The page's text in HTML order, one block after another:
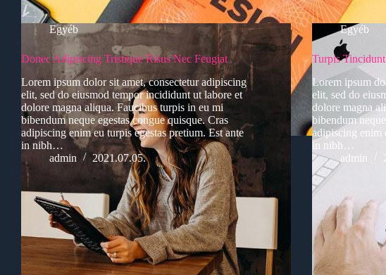
Egyéb
Donec Adipiscing Tristique Risus Nec Feugiat
Lorem ipsum dolor sit amet, consectetur adipiscing
elit, sed do eiusmod tempor incididunt ut labore et
dolore magna aliqua. Faucibus turpis in eu mi
bibendum neque egestas congue quisque. Cras
adipiscing enim eu turpis egestas pretium. Est ante
in nibh…
admin
2021.07.05.
Egyéb
Turpis
Lorem ipsum
elit, sed do
dolore magna
bibendum
adipiscing enim
in nibh…
admin